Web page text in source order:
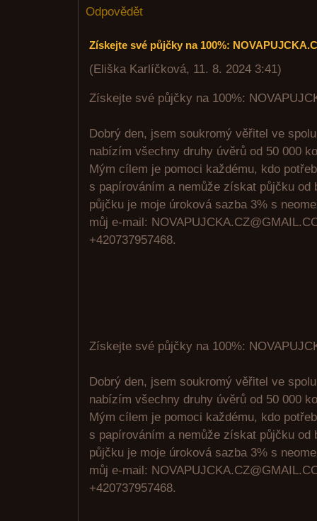
Odpovědět
Získejte své půjčky na 100%:
(Eliška Karlíčková, 11. 8. 2024 3:41)
Získejte své půjčky na 100%:
Dobrý den, jsem soukromý věřitel ve
nabízím všechny druhy úvěrů od 50 000
Mým cílem je pomoci každému, kdo
s papírováním a nemůže získat půjčku od
půjčku je moje úroková sazba 3% s
můj e-mail:
+420737957468.
Získejte své půjčky na 100%:
Dobrý den, jsem soukromý věřitel ve
nabízím všechny druhy úvěrů od 50 000
Mým cílem je pomoci každému, kdo
s papírováním a nemůže získat půjčku od
půjčku je moje úroková sazba 3% s
můj e-mail:
+420737957468.